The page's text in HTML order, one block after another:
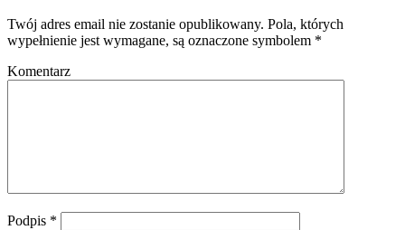
Twój adres email nie zostanie opublikowany. Pola, których
wypełnienie jest wymagane, są oznaczone symbolem *
Komentarz
Podpis *